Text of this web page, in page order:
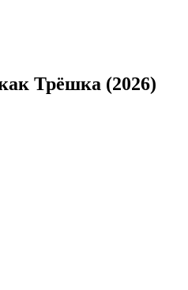
Трёшка (2026)